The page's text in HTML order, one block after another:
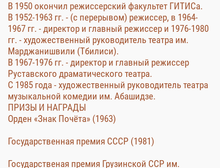
В 1950 окончил режиссерский факультет ГИТИСа.
В 1952-1963 гг. - (с перерывом) режиссер, в 1964-
1967 гг. - директор и главный режиссер и 1976-1980
гг. - художественный руководитель театра им.
Марджанишвили (Тбилиси).
В 1967-1976 гг. - директор и главный режиссер
Руставского драматического театра.
С 1985 года - художественный руководитель театра
музыкальной комедии им. Абашидзе.
ПРИЗЫ И НАГРАДЫ
Орден «Знак Почёта» (1963)
Государственная премия СССР (1981)
Государственая премия Грузинской ССР им.